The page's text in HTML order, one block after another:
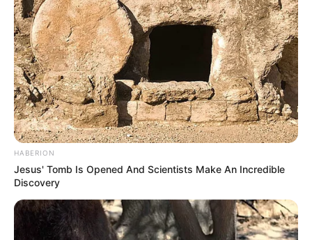
HABERION
Jesus' Tomb Is Opened And Scientists Make An Incredible
Discovery